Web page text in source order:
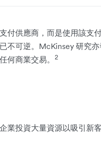
付供應商，而是使用該支
不可逆。McKinsey 研究
何商業交易。 2
業投資大量資源以吸引新